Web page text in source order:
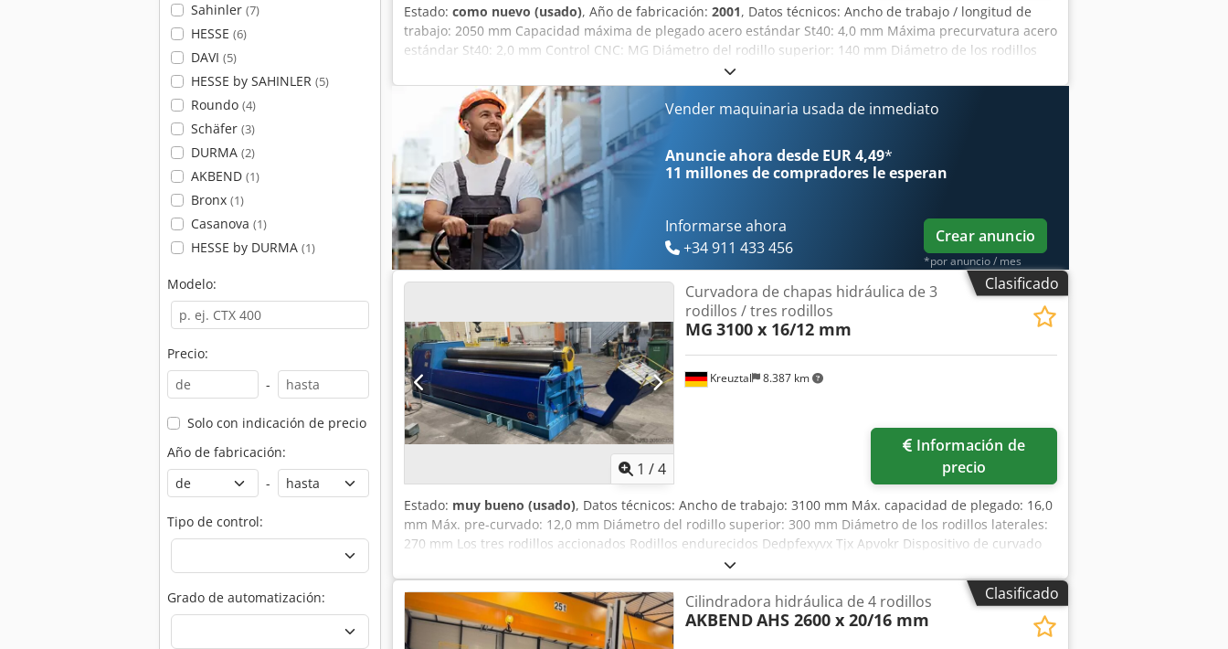
Sahinler (7)
HESSE (6)
DAVI (5)
HESSE by SAHINLER (5)
Roundo (4)
Schäfer (3)
DURMA (2)
AKBEND (1)
Bronx (1)
Casanova (1)
HESSE by DURMA (1)
Modelo:
Precio:
-
Solo con indicación de precio
Año de fabricación:
-
Tipo de control:
Grado de automatización:
Estado: como nuevo (usado), Año de fabricación: 2001, Datos técnicos: Ancho de trabajo / longitud de
trabajo: 2050 mm Capacidad máxima de plegado acero estándar St40: 4,0 mm Máxima precurvatura acero
estándar St40: 2,0 mm Control CNC: MG Diámetro del rodillo superior: 140 mm Diámetro de los rodillos
inferiores laterales: 105 mm Diámetro del rodillo inferior central: 130 mm Dispositivo de curvado de conos
Altura de trabajo: 800 mm Pupitre de mando móvil Rodamientos abatibles hidráulicos Marcado CE
Potencia del motor: 3 kW Dimensiones (Largo x Ancho x Alto): aprox. 3400 x 1200 x 1200 mm Peso neto:
aprox. 2,5 toneladas Condición: Muy buen estado, muy poco uso Dodpfx Apoza D U Djvekr El vendedor no
se responsabiliza de posibles errores de escritura o transmisión de datos. La máquina, en cuanto a
aspecto, técnica y desgaste, corresponde a su edad; las máquinas usadas se venden sin ningún tipo de
garantía.
Vender maquinaria usada de inmediato
Anuncie ahora desde EUR 4,49*
11 millones de compradores le esperan
Informarse ahora
+34 911 433 456
Crear anuncio
*por anuncio / mes
Clasificado
1 /4
Kreuztal 8.387 km
Curvadora de chapas hidráulica de 3
rodillos / tres rodillos
MG 3100 x 16/12 mm
precio
Estado: muy bueno (usado), Datos técnicos: Ancho de trabajo: 3100 mm Máx. capacidad de plegado: 16,0
mm Máx. pre-curvado: 12,0 mm Diámetro del rodillo superior: 300 mm Diámetro de los rodillos laterales:
270 mm Los tres rodillos accionados Rodillos endurecidos Dedpfexyvx Tjx Apvokr Dispositivo de curvado
cónico mediante inclinación de los rodillos laterales Panel de control giratorio con pantalla digital Cojinete
abatible hidráulico Potencia del motor: 7,5 kW Dimensiones (Largo x Ancho x Alto): aprox. 5800 x 1700 x
1500 mm Peso propio: aprox. 8,5 toneladas El vendedor no se hace responsable de errores de escritura o
transmisión de datos. El estado óptico, técnico y de desgaste de la máquina es acorde a su antigüedad;
las máquinas usadas se venden sin ningún tipo de garantía.
Clasificado
Cilindradora hidráulica de 4 rodillos
AKBENDAHS 2600 x 20/16 mm